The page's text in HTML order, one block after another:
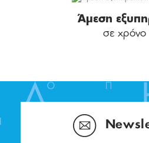
Άμεση
σε χρόνο